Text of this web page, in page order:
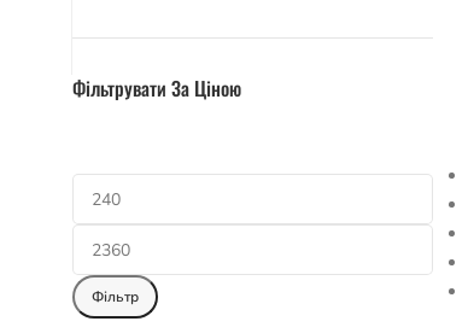
Фільтрувати За Ціною
Фільтр